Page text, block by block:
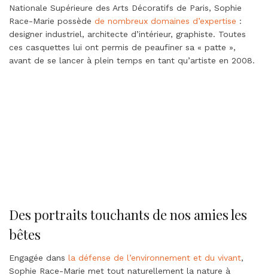
Nationale Supérieure des Arts Décoratifs de Paris, Sophie
Race-Marie possède de nombreux domaines d’expertise :
designer industriel, architecte d’intérieur, graphiste. Toutes
ces casquettes lui ont permis de peaufiner sa « patte »,
avant de se lancer à plein temps en tant qu’artiste en 2008.
Des portraits touchants de nos amies les
bêtes
Engagée dans la défense de l’environnement et du vivant,
Sophie Race-Marie met tout naturellement la nature à